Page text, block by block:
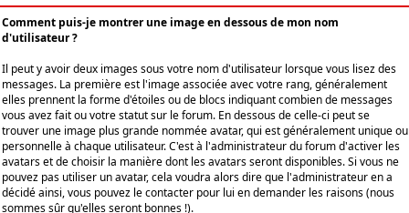
Comment puis-je montrer une image en dessous de mon nom
d'utilisateur ?
Il peut y avoir deux images sous votre nom d'utilisateur lorsque vous lisez des
messages. La première est l'image associée avec votre rang, généralement
elles prennent la forme d'étoiles ou de blocs indiquant combien de messages
vous avez fait ou votre statut sur le forum. En dessous de celle-ci peut se
trouver une image plus grande nommée avatar, qui est généralement unique ou
personnelle à chaque utilisateur. C'est à l'administrateur du forum d'activer les
avatars et de choisir la manière dont les avatars seront disponibles. Si vous ne
pouvez pas utiliser un avatar, cela voudra alors dire que l'administrateur en a
décidé ainsi, vous pouvez le contacter pour lui en demander les raisons (nous
sommes sûr qu'elles seront bonnes !).